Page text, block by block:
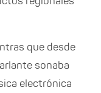
que desde
sonaba
electrónica